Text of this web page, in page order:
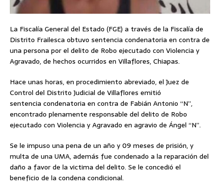
La Fiscalía General del Estado (FGE) a través de la Fiscalía de
Distrito Frailesca obtuvo sentencia condenatoria en contra de
una persona por el delito de Robo ejecutado con Violencia y
Agravado, de hechos ocurridos en Villaflores, Chiapas.
Hace unas horas, en procedimiento abreviado, el Juez de
Control del Distrito Judicial de Villaflores emitió
sentencia condenatoria en contra de Fabián Antonio “N”,
encontrado plenamente responsable del delito de Robo
ejecutado con Violencia y Agravado en agravio de Ángel “N”.
Se le impuso una pena de un año y 09 meses de prisión, y
multa de una UMA, además fue condenado a la reparación del
daño a favor de la victima del delito. Se le concedió el
beneficio de la condena condicional.